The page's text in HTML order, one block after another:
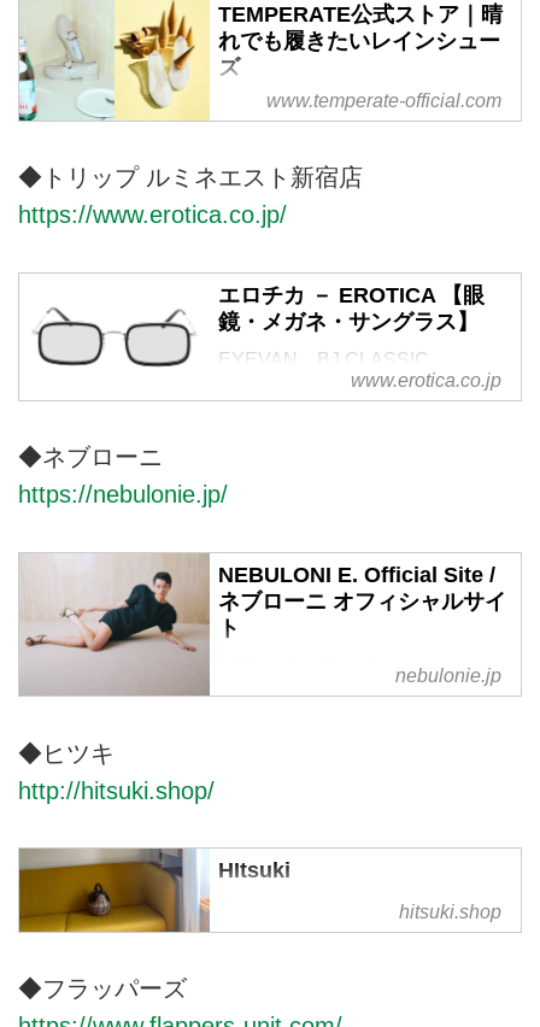
TEMPERATE公式ストア｜晴
れでも履きたいレインシュー
ズ
テンパレイト公式オンラインスト
ンをオールシーズン、オールオケ
ージョンで、ほどよく上品に穏和
な気分を求める女性のために』。
ス向けレインシューズブランドで
す。
www.temperate-official.com
◆トリップ ルミネエスト新宿店
https://www.erotica.co.jp/
エロチカ － EROTICA 【眼
鏡・メガネ・サングラス】
EYEVAN、BJ CLASSIC
COLLECTION、MOSCOT、
ップ。
www.erotica.co.jp
◆ネブローニ
https://nebulonie.jp/
NEBULONI E. Official Site /
ネブローニ オフィシャルサイ
ト
NEBULONI Eネブローニのオフィ
シャルオンラインサイト。
たちから受け継がれた伝統的な靴
お熟練された職人がハンドメイド
nebulonie.jp
◆ヒツキ
http://hitsuki.shop/
HItsuki
hitsukiでは紅籐と言う耐水性の強
い籐を使ったハンドメイドのかご
春夏秋冬使えるかごバッグを
hitsuki.shop
◆フラッパーズ